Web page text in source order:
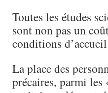
Toutes les études
sont non pas un
conditions
La place des
précaires, parmi les